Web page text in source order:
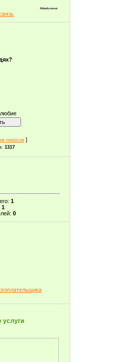
опросов ]
1317
1
1
0
услуги